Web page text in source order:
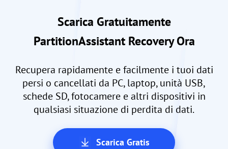
Scarica Gratuitamente
PartitionAssistant Recovery Ora
Recupera rapidamente e facilmente i tuoi dati
persi o cancellati da PC, laptop, unità USB,
schede SD, fotocamere e altri dispositivi in
qualsiasi situazione di perdita di dati.
Scarica Gratis